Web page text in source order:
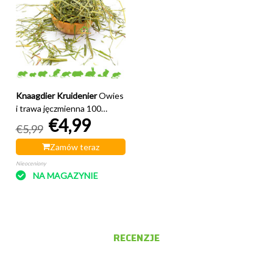
Knaagdier Kruidenier Owies
i trawa jęczmienna 100
€5,99 €4,99
Zamów teraz
Nieoceniony
NA MAGAZYNIE
RECENZJE